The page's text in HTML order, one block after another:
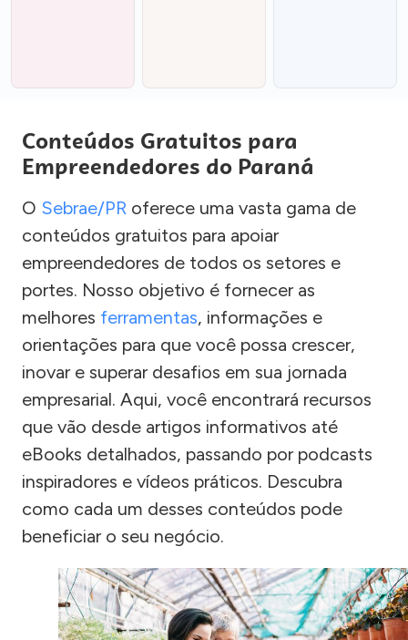
Conteúdos Gratuitos para
Empreendedores do Paraná
O Sebrae/PR oferece uma vasta gama de
conteúdos gratuitos para apoiar
empreendedores de todos os setores e
portes. Nosso objetivo é fornecer as
melhores ferramentas, informações e
orientações para que você possa crescer,
inovar e superar desafios em sua jornada
empresarial. Aqui, você encontrará recursos
que vão desde artigos informativos até
eBooks detalhados, passando por podcasts
inspiradores e vídeos práticos. Descubra
como cada um desses conteúdos pode
beneficiar o seu negócio.